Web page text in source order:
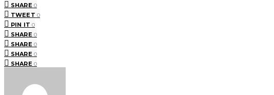
SHARE 0
TWEET 0
PIN IT 0
SHARE 0
SHARE 0
SHARE 0
SHARE 0